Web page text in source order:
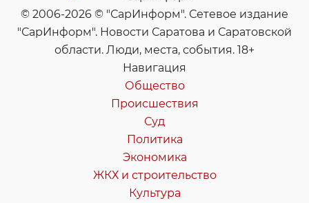
© 2006-2026 © "СарИнформ". Сетевое издание
"СарИнформ". Новости Саратова и Саратовской
области. Люди, места, события. 18+
Навигация
Общество
Происшествия
Суд
Политика
Экономика
ЖКХ и строительство
Культура